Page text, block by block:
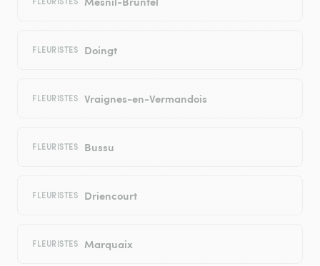
FLEURISTES Doingt
FLEURISTES Vraignes-en-Vermandois
FLEURISTES Bussu
FLEURISTES Driencourt
FLEURISTES Marquaix